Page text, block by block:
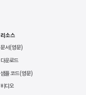
리소스
문서
다운로드
샘플 코드
비디오